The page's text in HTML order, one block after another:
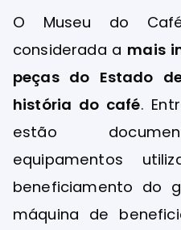
O Museu do
considerada a mais
peças do Estado
história do café.
estão
equipamentos
beneficiamento do
máquina de